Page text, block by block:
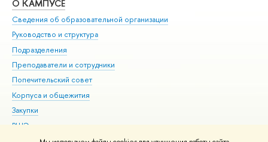
О КАМПУСЕ
Сведения об образовательной организации
Руководство и структура
Подразделения
Преподаватели и сотрудники
Попечительский совет
Корпуса и общежития
Закупки
ВШЭ для студентов с ограниченными возможностями
здоровья и инвалидностью